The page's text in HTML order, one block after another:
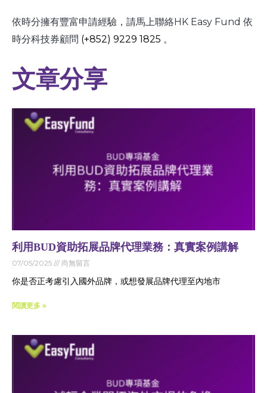
依時分擁有豐富申請經驗，請馬上聯絡HK Easy Fund 依
時分科技券顧問 (+852) 9229 1825 。
文章分享
利用BUD資助拓展品牌代理業務：真實案例講解
07/05/2025 尚無留言
你是否正考慮引入國外品牌，或想發展品牌代理至內地市
閱讀更多 »